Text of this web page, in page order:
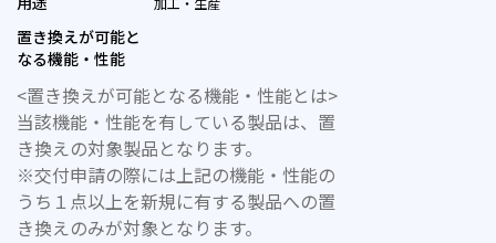
置き換えが可能と
なる機能・性能
<置き換えが可能となる機能・性能とは>
当該機能・性能を有している製品は、置
き換えの対象製品となります。
※交付申請の際には上記の機能・性能の
うち１点以上を新規に有する製品への置
き換えのみが対象となります。